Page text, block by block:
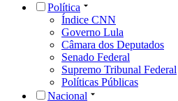
Política
Índice CNN
Governo Lula
Câmara dos Deputados
Senado Federal
Supremo Tribunal Federal
Políticas Públicas
Nacional